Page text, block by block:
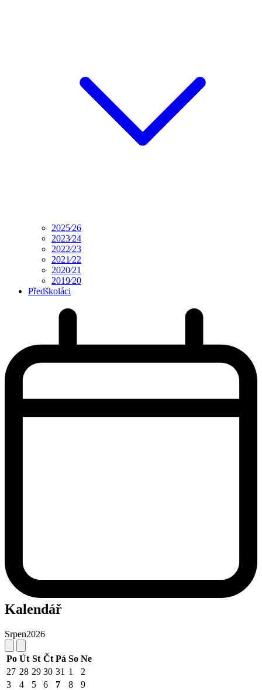
2025⁄26
2023⁄24
2022⁄23
2021⁄22
2020⁄21
2019⁄20
Předškoláci
Kalendář
Srpen2026
Po Út St Čt Pá So Ne
27 28 29 30 31 1
2
3
4 5 6 7 8
9